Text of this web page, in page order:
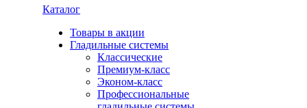
Каталог
Товары в акции
Гладильные системы
Классические
Премиум-класс
Эконом-класс
Профессиональные